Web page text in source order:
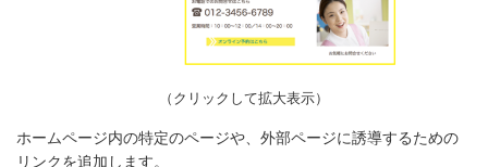
（クリックして拡大表示）
ホームページ内の特定のページや、外部ページに誘導するための
リンクを追加します。